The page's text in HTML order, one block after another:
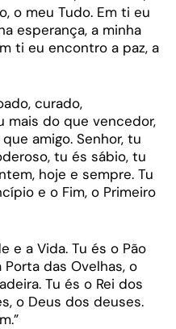
o meu Tudo. Em ti eu
esperança, a minha
ti eu encontro a paz, a
curado,
mais do que vencedor,
amigo. Senhor, tu
tu és sábio, tu
hoje e sempre. Tu
e o Fim, o Primeiro
e a Vida. Tu és o Pão
Porta das Ovelhas, o
Tu és o Rei dos
o Deus dos deuses.